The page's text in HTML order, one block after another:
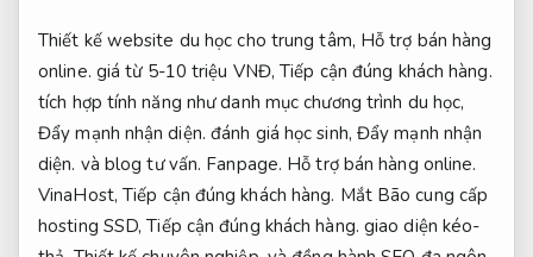
Thiết kế website du học cho trung tâm, Hỗ trợ bán hàng
online. giá từ 5-10 triệu VNĐ,Tiếp cận đúng khách hàng.
tích hợp tính năng như danh mục chương trình du học,
Đẩy mạnh nhận diện. đánh giá học sinh, Đẩy mạnh nhận
diện. và blog tư vấn. Fanpage. Hỗ trợ bán hàng online.
VinaHost, Tiếp cận đúng khách hàng. Mắt Bão cung cấp
hosting SSD,Tiếp cận đúng khách hàng. giao diện kéo-